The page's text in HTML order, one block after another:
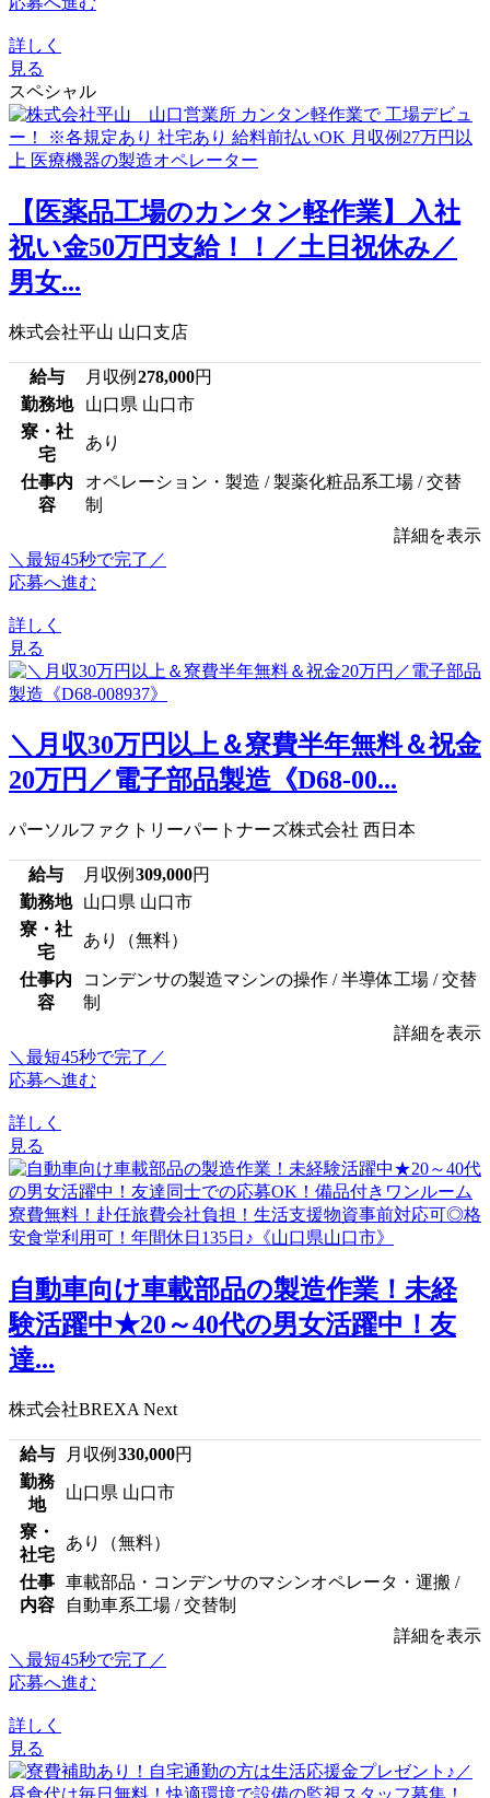
詳しく
見る
スペシャル
【医薬品工場のカンタン軽作業】入社
祝い金50万円支給！！／土日祝休み／
男女...
株式会社平山 山口支店
給与 月収例 278,000円
勤務地
山口県 山口市
寮・社
宅
あり
仕事内
容
オペレーション・製造 / 製薬化粧品系工場 / 交替
制
詳細を表示
＼最短45秒で完了／
応募へ進む
詳しく
見る
＼月収30万円以上＆寮費半年無料＆祝金
20万円／電子部品製造《D68-00...
パーソルファクトリーパートナーズ株式会社 西日本
給与 月収例 309,000円
勤務地
山口県 山口市
寮・社
宅
あり（無料）
仕事内
容
コンデンサの製造マシンの操作 / 半導体工場 / 交替
制
詳細を表示
＼最短45秒で完了／
応募へ進む
詳しく
見る
自動車向け車載部品の製造作業！未経
験活躍中★20～40代の男女活躍中！友
達...
株式会社BREXA Next
給与 月収例 330,000円
勤務
地
山口県 山口市
寮・
社宅
あり（無料）
仕事
内容
車載部品・コンデンサのマシンオペレータ・運搬 /
自動車系工場 / 交替制
詳細を表示
＼最短45秒で完了／
応募へ進む
詳しく
見る